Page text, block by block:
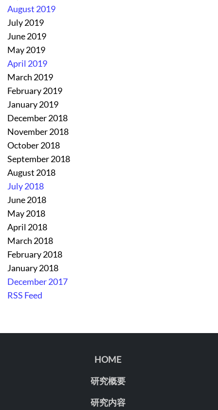
August 2019
July 2019
June 2019
May 2019
April 2019
March 2019
February 2019
January 2019
December 2018
November 2018
October 2018
September 2018
August 2018
July 2018
June 2018
May 2018
April 2018
March 2018
February 2018
January 2018
December 2017
RSS Feed
HOME
研究概要
研究内容